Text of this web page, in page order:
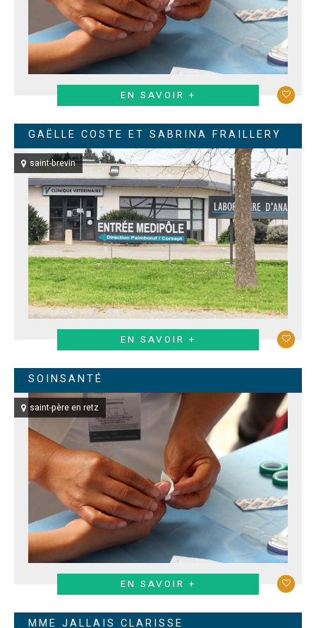
EN SAVOIR +
GAËLLE COSTE ET SABRINA FRAILLERY
saint-brevin
EN SAVOIR +
SOINSANTÉ
saint-père en retz
EN SAVOIR +
MME JALLAIS CLARISSE